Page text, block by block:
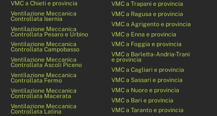
VMC a Chieti e provincia
Ventilazione Meccanica
Controllata Isernia
Ventilazione Meccanica
Controllata Pesaro e Urbino
Ventilazione Meccanica
Controllata Campobasso
Ventilazione Meccanica
Controllata Ascoli Piceno
Ventilazione Meccanica
Controllata Fermo
Ventilazione Meccanica
Controllata Macerata
Ventilazione Meccanica
Controllata Latina
VMC a Trapani e provincia
VMC a Ragusa e provincia
VMC a Agrigento e provincia
VMC a Enna e provincia
VMC a Foggia e provincia
VMC a Barletta-Andria-Trani
e provincia
VMC a Cagliari e provincia
VMC a Sassari e provincia
VMC a Nuoro e provincia
VMC a Bari e provincia
VMC a Taranto e provincia